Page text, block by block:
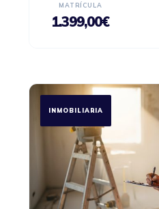
MATRÍCULA
1.399,00€
INMOBILIARIA